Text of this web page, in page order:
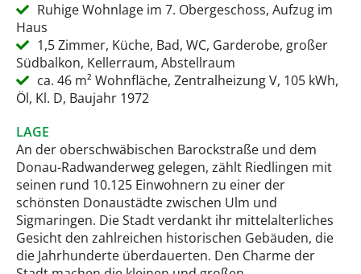
Ruhige Wohnlage im 7. Obergeschoss, Aufzug im
Haus
1,5 Zimmer, Küche, Bad, WC, Garderobe, großer
Südbalkon, Kellerraum, Abstellraum
ca. 46 m² Wohnfläche, Zentralheizung V, 105 kWh,
Öl, Kl. D, Baujahr 1972
LAGE
An der oberschwäbischen Barockstraße und dem
Donau-Radwanderweg gelegen, zählt Riedlingen mit
seinen rund 10.125 Einwohnern zu einer der
schönsten Donaustädte zwischen Ulm und
Sigmaringen. Die Stadt verdankt ihr mittelalterliches
Gesicht den zahlreichen historischen Gebäuden, die
die Jahrhunderte überdauerten. Den Charme der